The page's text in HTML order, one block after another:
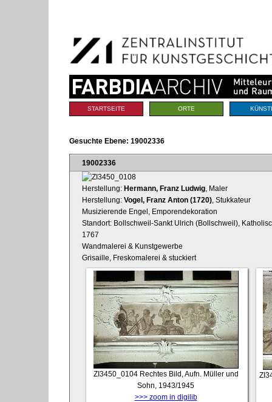
Navigation
Sektionen
STARTSEITE ORTE
Gesuchte Ebene: 19002336
19002336
Herstellung: Hermann, Franz Ludwig , Maler
Herstellung: Vogel, Franz Anton (1720) , Stukkateur
Musizierende Engel, Emporendekoration
Standort: Bollschweil-Sankt Ulrich (Bollschweil),
1767
Wandmalerei & Kunstgewerbe
Grisaille, Freskomalerei & stuckiert
ZI3450_0104 Rechtes Bild, Aufn. Müller und
Sohn, 1943/1945
>>> zoom in digilib